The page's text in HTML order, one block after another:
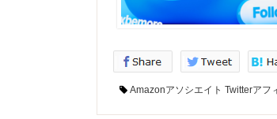
Amazonアソシエイト Twitterアフ